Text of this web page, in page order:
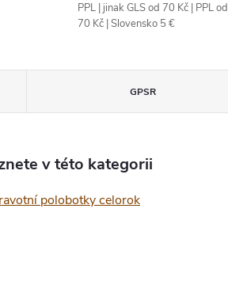
PPL | jinak GLS od 70 Kč | PPL od
70 Kč | Slovensko 5 €
GPSR
v této kategorii
polobotky celorok